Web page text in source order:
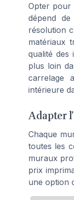
Opter pour
dépend
résolution
matériaux
qualité des
plus loin
carrelage
intérieure
Adapter
Chaque
toutes les
muraux
prix
une option